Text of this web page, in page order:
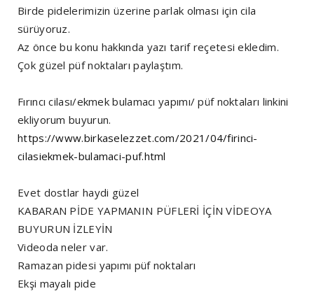
Birde pidelerimizin üzerine parlak olması için cila
sürüyoruz.
Az önce bu konu hakkında yazı tarif reçetesi ekledim.
Çok güzel püf noktaları paylaştım.
Fırıncı cilası/ekmek bulamacı yapımı/ püf noktaları linkini
ekliyorum buyurun.
https://www.birkaselezzet.com/2021/04/firinci-
cilasiekmek-bulamaci-puf.html
Evet dostlar haydi güzel
KABARAN PİDE YAPMANIN PÜFLERİ İÇİN VİDEOYA
BUYURUN İZLEYİN
Videoda neler var.
Ramazan pidesi yapımı püf noktaları
Ekşi mayalı pide